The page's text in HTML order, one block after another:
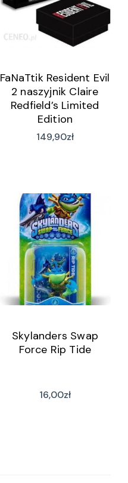
FaNaTtik Resident Evil
2 naszyjnik Claire
Redfield’s Limited
Edition
149,90zł
Skylanders Swap
Force Rip Tide
16,00zł